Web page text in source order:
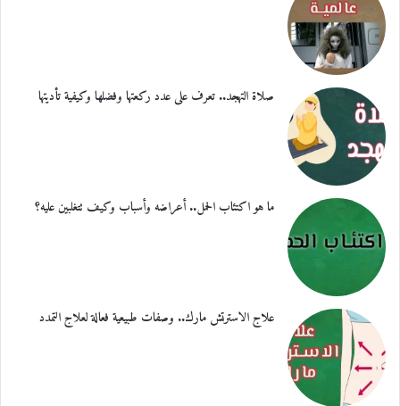
صلاة التهجد.. تعرف على عدد ركعتها وفضلها وكيفية تأديتها
ما هو اكتئاب الحمل.. أعراضه وأسباب وكيف تتغلبين عليه؟
علاج الاسترتش مارك.. وصفات طبيعية فعالة لعلاج التمدد